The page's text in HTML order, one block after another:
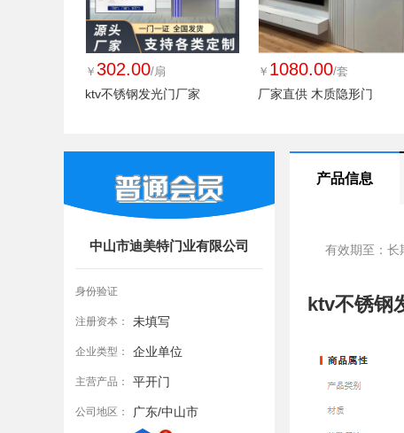
￥ 302.00/扇
ktv不锈钢发光门厂家
￥ 1080.00/套
厂家直供 木质隐形门
中山市迪美特门业有限公司
身份验证
注册资本： 未填写
企业类型： 企业单位
主营产品： 平开门
公司地区： 广东/中山市
产品信息
有效期至：长
ktv不锈钢